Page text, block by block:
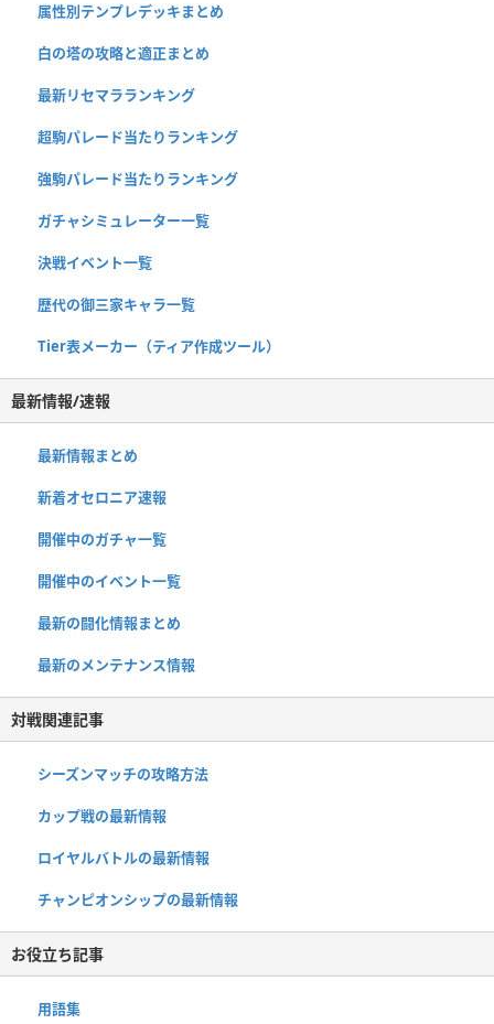
属性別テンプレデッキまとめ
白の塔の攻略と適正まとめ
最新リセマラランキング
超駒パレード当たりランキング
強駒パレード当たりランキング
ガチャシミュレーター一覧
決戦イベント一覧
歴代の御三家キャラ一覧
Tier表メーカー（ティア作成ツール）
最新情報/速報
最新情報まとめ
新着オセロニア速報
開催中のガチャ一覧
開催中のイベント一覧
最新の闘化情報まとめ
最新のメンテナンス情報
対戦関連記事
シーズンマッチの攻略方法
カップ戦の最新情報
ロイヤルバトルの最新情報
チャンピオンシップの最新情報
お役立ち記事
用語集